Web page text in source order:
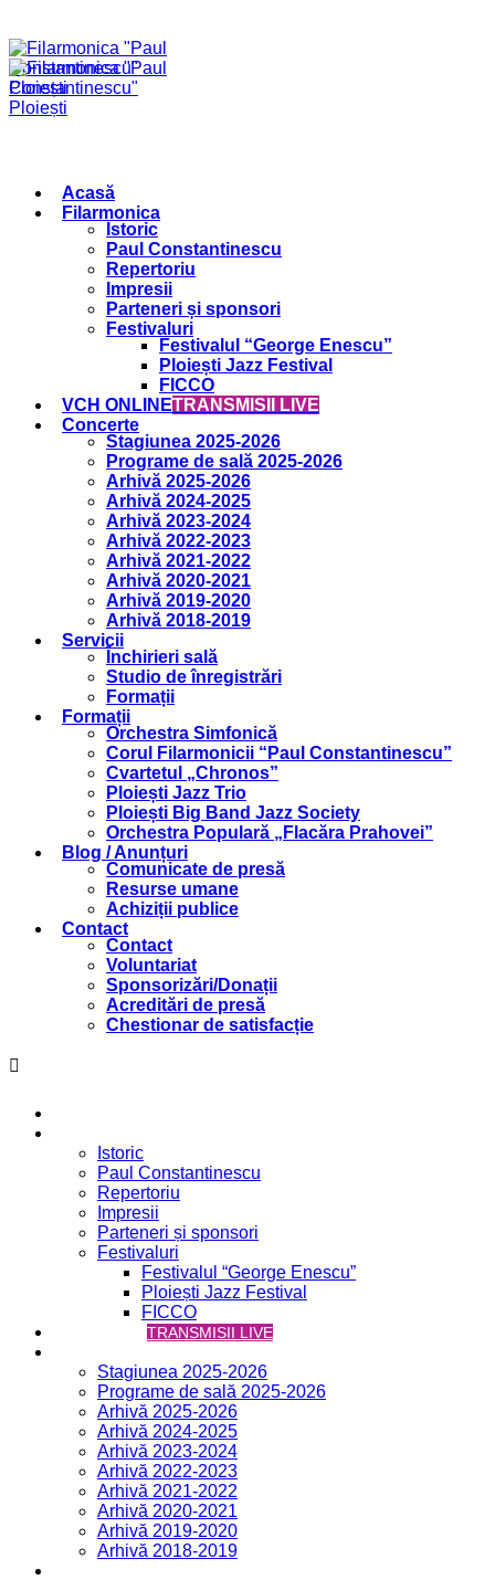
Acasă
Filarmonica
Istoric
Paul Constantinescu
Repertoriu
Impresii
Parteneri și sponsori
Festivaluri
Festivalul “George Enescu”
Ploiești Jazz Festival
FICCO
VCH ONLINETRANSMISII LIVE
Concerte
Stagiunea 2025-2026
Programe de sală 2025-2026
Arhivă 2025-2026
Arhivă 2024-2025
Arhivă 2023-2024
Arhivă 2022-2023
Arhivă 2021-2022
Arhivă 2020-2021
Arhivă 2019-2020
Arhivă 2018-2019
Servicii
Închirieri sală
Studio de înregistrări
Formații
Formații
Orchestra Simfonică
Corul Filarmonicii “Paul Constantinescu”
Cvartetul „Chronos”
Ploiești Jazz Trio
Ploiești Big Band Jazz Society
Orchestra Populară „Flacăra Prahovei”
Blog / Anunțuri
Comunicate de presă
Resurse umane
Achiziții publice
Contact
Contact
Voluntariat
Sponsorizări/Donații
Acreditări de presă
Chestionar de satisfacție
Istoric
Paul Constantinescu
Repertoriu
Impresii
Parteneri și sponsori
Festivaluri
Festivalul “George Enescu”
Ploiești Jazz Festival
FICCO
TRANSMISII LIVE
Stagiunea 2025-2026
Programe de sală 2025-2026
Arhivă 2025-2026
Arhivă 2024-2025
Arhivă 2023-2024
Arhivă 2022-2023
Arhivă 2021-2022
Arhivă 2020-2021
Arhivă 2019-2020
Arhivă 2018-2019